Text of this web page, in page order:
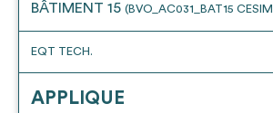
BÂTIMENT 15 (BVO_AC031_BAT15
EQT TECH.
APPLIQUE